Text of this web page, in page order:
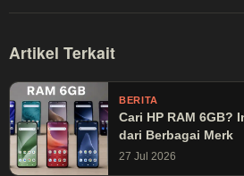
Artikel Terkait
BERITA
Cari HP RAM 6GB?
dari Berbagai Merk
27 Jul 2026